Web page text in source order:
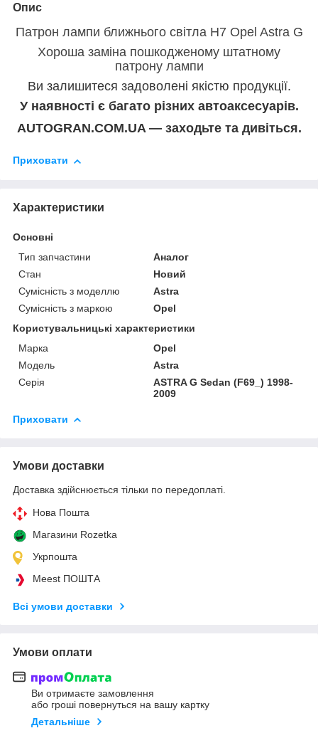
Опис
Патрон лампи ближнього світла H7 Opel Astra G
Хороша заміна пошкодженому штатному
патрону лампи
Ви залишитеся задоволені якістю продукції.
У наявності є багато різних автоаксесуарів.
AUTOGRAN.COM.UA — заходьте та дивіться.
Приховати
Характеристики
Основні
Тип запчастини
Аналог
Стан
Новий
Сумісність з моделлю
Astra
Сумісність з маркою
Opel
Користувальницькі характеристики
Марка
Opel
Модель
Astra
Серія
ASTRA G Sedan (F69_) 1998-
2009
Приховати
Умови доставки
Доставка здійснюється тільки по передоплаті.
Нова Пошта
Магазини Rozetka
Укрпошта
Meest ПОШТА
Всі умови доставки
Умови оплати
Ви отримаєте замовлення
або гроші повернуться на вашу картку
Детальніше